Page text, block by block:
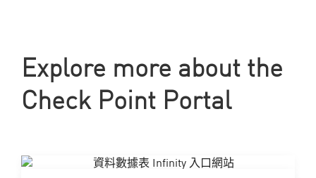
Explore more about the
Check Point Portal